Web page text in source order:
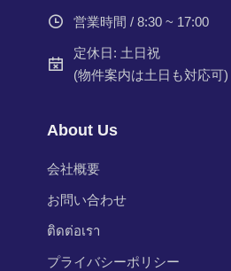
営業時間 / 8:30 ~ 17:00
定休日: 土日祝
(物件案内は土日も対応可)
About Us
会社概要
お問い合わせ
ติดต่อเรา
プライバシーポリシー